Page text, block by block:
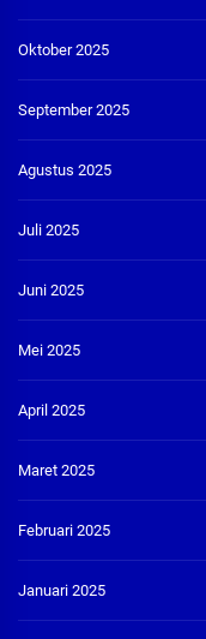
Oktober 2025
September 2025
Agustus 2025
Juli 2025
Juni 2025
Mei 2025
April 2025
Maret 2025
Februari 2025
Januari 2025